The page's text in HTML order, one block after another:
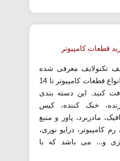
قطعات کامپیوتر
تکنولایف معرفی شده
می توانید در خرید انواع قطعات کامپیوتر تا 14
کنید. این دسته بندی
خنک کننده، کیس
مادربرد، پاور و منبع
کامپیوتر، درایو نوری،
و... می باشد که با